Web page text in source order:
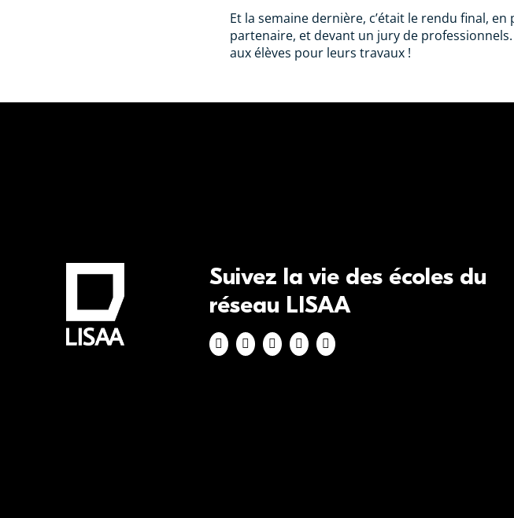
Et la semaine dernière, c’était le rendu final, en
partenaire, et devant un jury de
aux élèves pour leurs travaux !
Suivez la vie des écoles du
réseau LISAA